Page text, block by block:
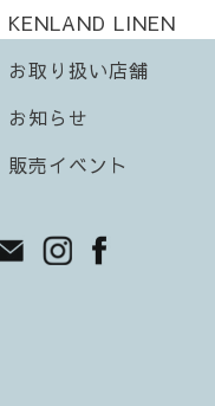
KENLAND LINEN
お取り扱い店舗
お知らせ
販売イベント